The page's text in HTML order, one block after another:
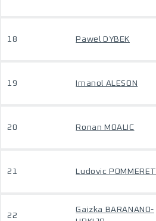
18 Pawel DYBEK
19 Imanol ALESON
20 Ronan MOALIC
21 Ludovic POMMERET
22
Gaizka BARANANO-